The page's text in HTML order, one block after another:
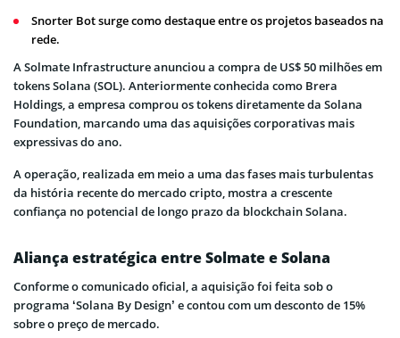
Snorter Bot surge como destaque entre os projetos baseados na
rede.
A Solmate Infrastructure anunciou a compra de US$ 50 milhões em
tokens Solana (SOL). Anteriormente conhecida como Brera
Holdings, a empresa comprou os tokens diretamente da Solana
Foundation, marcando uma das aquisições corporativas mais
expressivas do ano.
A operação, realizada em meio a uma das fases mais turbulentas
da história recente do mercado cripto, mostra a crescente
confiança no potencial de longo prazo da blockchain Solana.
Aliança estratégica entre Solmate e Solana
Conforme o comunicado oficial, a aquisição foi feita sob o
programa ‘Solana By Design’ e contou com um desconto de 15%
sobre o preço de mercado.